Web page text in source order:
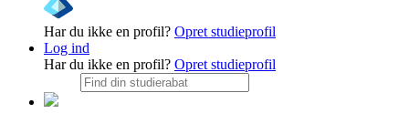
Har du ikke en profil? Opret studieprofil
Log ind
Har du ikke en profil? Opret studieprofil